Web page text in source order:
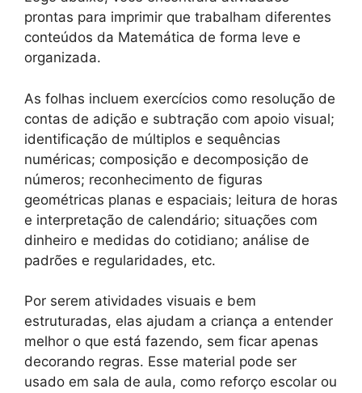
prontas para imprimir que trabalham diferentes
conteúdos da Matemática de forma leve e
organizada.
As folhas incluem exercícios como resolução de
contas de adição e subtração com apoio visual;
identificação de múltiplos e sequências
numéricas; composição e decomposição de
números; reconhecimento de figuras
geométricas planas e espaciais; leitura de horas
e interpretação de calendário; situações com
dinheiro e medidas do cotidiano; análise de
padrões e regularidades, etc.
Por serem atividades visuais e bem
estruturadas, elas ajudam a criança a entender
melhor o que está fazendo, sem ficar apenas
decorando regras. Esse material pode ser
usado em sala de aula, como reforço escolar ou